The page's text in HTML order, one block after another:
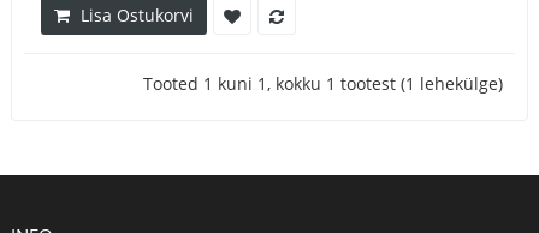
Lisa Ostukorvi
Tooted 1 kuni 1, kokku 1 tootest (1 lehekülge)